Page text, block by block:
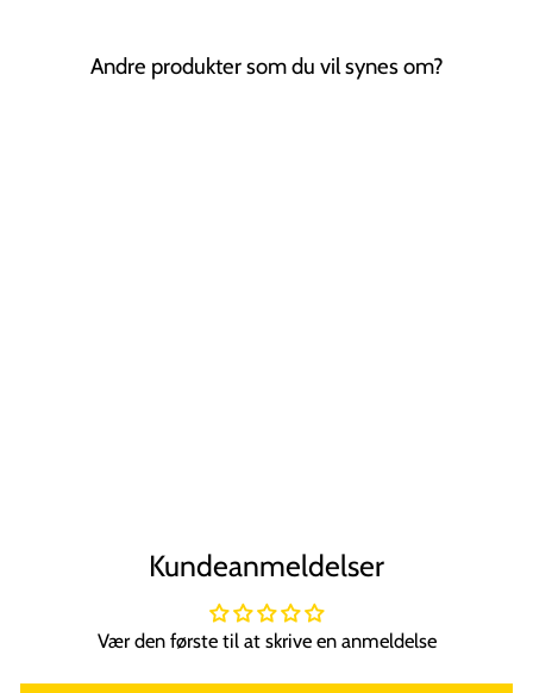
Andre produkter som du vil synes om?
Kundeanmeldelser
Vær den første til at skrive en anmeldelse